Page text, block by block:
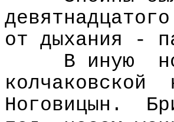
от дыхания -
В иную
колчаковской
Ноговицын.